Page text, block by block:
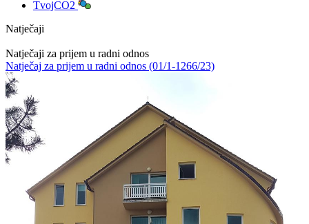
TvojCO2
Natječaji
Natječaji za prijem u radni odnos
Natječaj za prijem u radni odnos (01/1-1266/23)